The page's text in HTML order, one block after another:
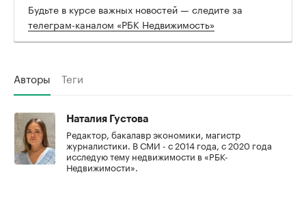
Будьте в курсе важных новостей — следите за
телеграм-каналом «РБК Недвижимость»
Авторы Теги
Наталия Густова
Редактор, бакалавр экономики, магистр
журналистики. В СМИ - с 2014 года, с 2020 года
исследую тему недвижимости в «РБК-
Недвижимости».